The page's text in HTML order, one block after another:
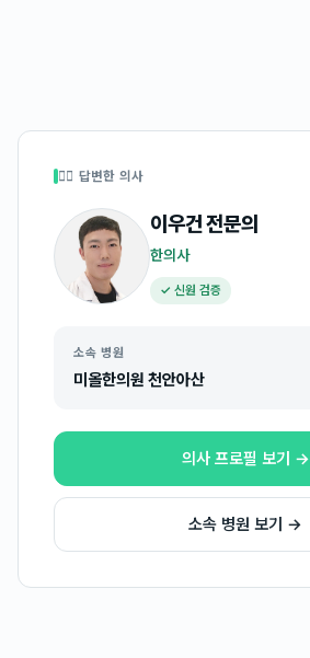
👩‍⚕️ 답변한 의사
이우건전문의
한의사
✓ 신원 검증
소속 병원
미올한의원 천안아산
의사 프로필 보기 →
소속 병원 보기 →